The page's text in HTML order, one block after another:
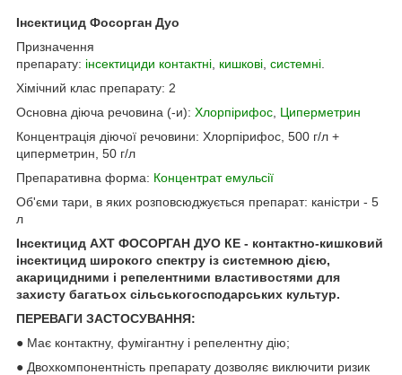
Інсектицид Фосорган Дуо
Призначення
препарату: інсектициди контактні кишкові системні
Хімічний клас препарату: 2
Основна діюча речовина (-и): Хлорпірифос Циперметрин
Концентрація діючої речовини: Хлорпірифос, 500 г/л +
циперметрин, 50 г/л
Препаративна форма: Концентрат емульсiї
Об'єми тари, в яких розповсюджується препарат: каністри - 5
л
Інсектицид АХТ ФОСОРГАН ДУО КЕ - контактно-кишковий
інсектицид широкого спектру із системною дією,
акарицидними і репелентними властивостями для
захисту багатьох сільськогосподарських культур.
ПЕРЕВАГИ ЗАСТОСУВАННЯ:
● Має контактну, фумігантну і репелентну дію;
● Двохкомпонентність препарату дозволяє виключити ризик